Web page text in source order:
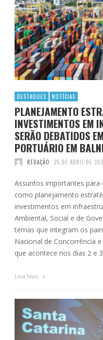
DESTAQUES NOTÍCIAS
PLANEJAMENTO
INVESTIMENTOS EM
SERÃO DEBATIDOS
PORTUÁRIO EM
REDAÇÃO 25 DE ABRIL DE
Assuntos importantes
como planejamento
investimentos em
Ambiental, Social e de
temas que integram os
Nacional de Concorrência
que acontece nos dias 2 e
Leia Mais